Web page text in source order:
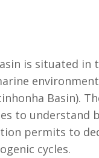
is situated
Basin).
to understand
permits to
cycles.